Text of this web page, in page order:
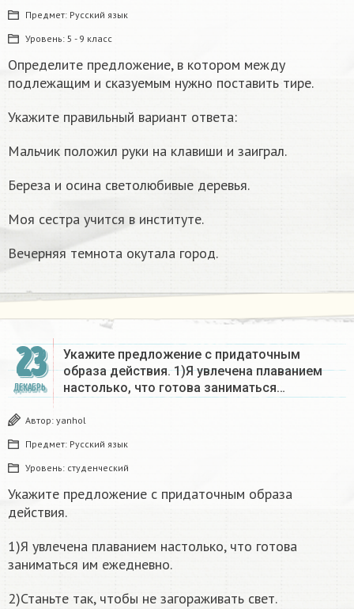
Предмет: Русский язык
Уровень: 5 - 9 класс
Определите предложение, в котором между
подлежащим и сказуемым нужно поставить тире.
Укажите правильный вариант ответа:
Мальчик положил руки на клавиши и заиграл.
Береза и осина светолюбивые деревья.
Моя сестра учится в институте.
Вечерняя темнота окутала город.
23
ДЕКАБРЬ
Укажите предложение с придаточным
образа действия. 1)Я увлечена плаванием
настолько, что готова заниматься…
Автор: yanhol
Предмет: Русский язык
Уровень: студенческий
Укажите предложение с придаточным образа
действия.
1)Я увлечена плаванием настолько, что готова
заниматься им ежедневно.
2)Станьте так, чтобы не загораживать свет.